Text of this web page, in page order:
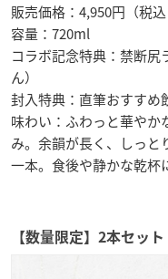
販売価格：4,950円（税込
容量：720ml
コラボ記念特典：禁断尻
ん）
封入特典：直筆おすすめ
味わい：ふわっと華やか
み。余韻が長く、しっと
一本。食後や静かな乾
【数量限定】2本セッ